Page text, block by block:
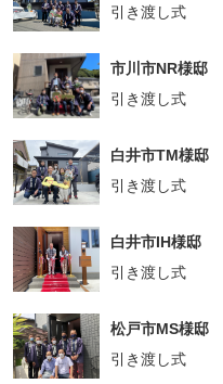
引き渡し式
市川市NR様邸
引き渡し式
白井市TM様邸
引き渡し式
白井市IH様邸
引き渡し式
松戸市MS様邸
引き渡し式